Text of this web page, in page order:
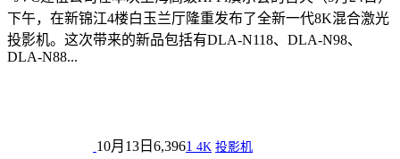
下午，在新锦江4楼白玉兰厅隆重发布了全新一代8K混合激光
投影机。这次带来的新品包括有DLA-N118、DLA-N98、
DLA-N88...
10月13日 6,3961 4K 投影机